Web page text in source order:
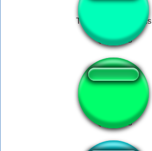
Trump Call Russians